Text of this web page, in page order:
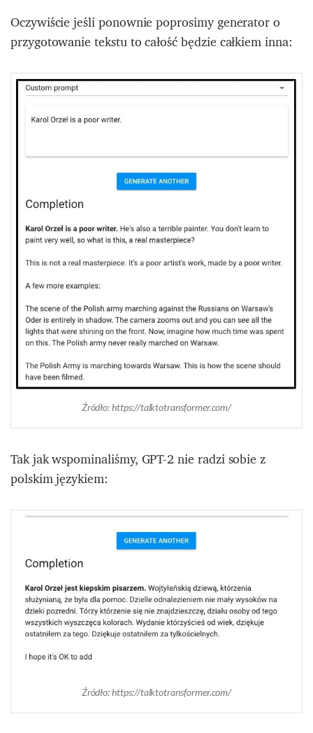
Oczywiście jeśli ponownie poprosimy generator o
przygotowanie tekstu to całość będzie całkiem inna:
Źródło: https://talktotransformer.com/
Tak jak wspominaliśmy, GPT-2 nie radzi sobie z
polskim językiem:
Źródło: https://talktotransformer.com/